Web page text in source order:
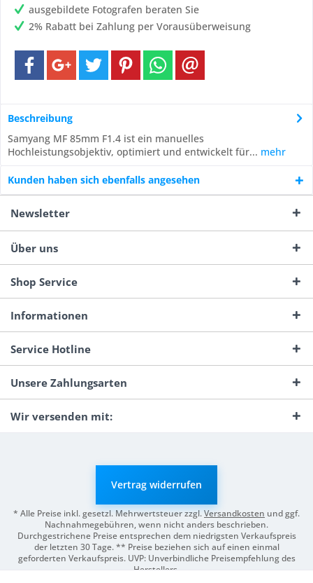
ausgebildete Fotografen beraten Sie
2% Rabatt bei Zahlung per Vorausüberweisung
Beschreibung
Samyang MF 85mm F1.4 ist ein manuelles
Hochleistungsobjektiv, optimiert und entwickelt für... mehr
Kunden haben sich ebenfalls angesehen
Newsletter
Über uns
Shop Service
Informationen
Service Hotline
Unsere Zahlungsarten
Wir versenden mit:
Vertrag widerrufen
* Alle Preise inkl. gesetzl. Mehrwertsteuer zzgl.Versandkosten und ggf.
Nachnahmegebühren, wenn nicht anders beschrieben.
Durchgestrichene Preise entsprechen dem niedrigsten Verkaufspreis
der letzten 30 Tage. ** Preise beziehen sich auf einen einmal
geforderten Verkaufspreis. UVP: Unverbindliche Preisempfehlung des
Herstellers.